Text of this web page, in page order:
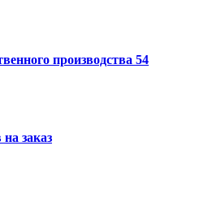
производства 54
заказ